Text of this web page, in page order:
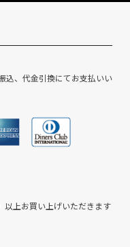
ペー
へ
込、代金引換にてお支払いい
上お買い上げいただきます